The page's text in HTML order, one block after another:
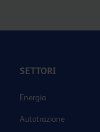
SETTORI
Energia
Autotrazione